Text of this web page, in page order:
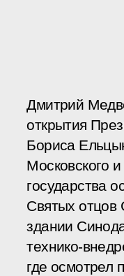
Дмитрий
открытия
Бориса
Московского
государства
Святых отцов
здании
технико-
где осмотрел